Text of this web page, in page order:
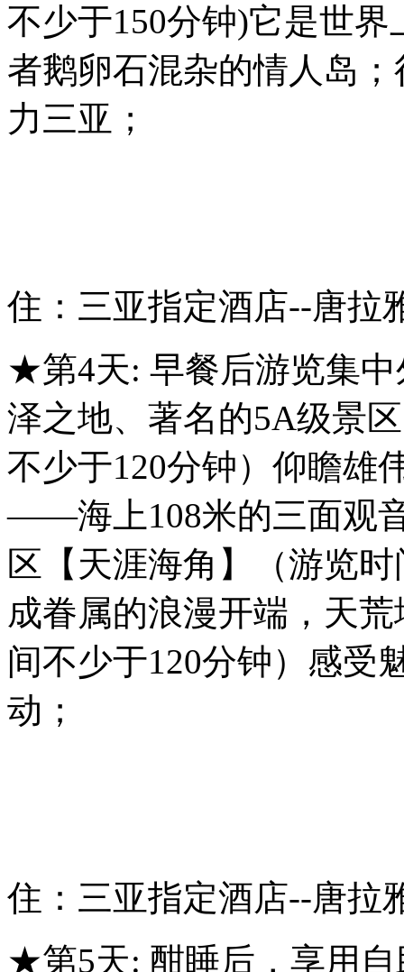
不少于150分钟)它是世
者鹅卵石混杂的情人岛
力三亚；
住：三亚指定酒店--唐拉
★第4天: 早餐后游览集
泽之地、著名的5A级景
不少于120分钟）仰瞻雄
——海上108米的三面观
区【天涯海角】（游览
成眷属的浪漫开端，天
间不少于120分钟）感受
动；
住：三亚指定酒店--唐拉
★第5天: 酣睡后，享用